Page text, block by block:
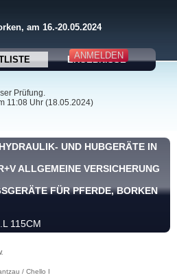
ANMELDEN
am 16.-20.05.2024
ERGEBNISSE
Prüfung.
11:08 Uhr (18.05.2024)
UND HUBGERÄTE IN
ALLGEMEINE VERSICHERUNG
FÜR PFERDE, BORKEN
115CM
/ Chello I